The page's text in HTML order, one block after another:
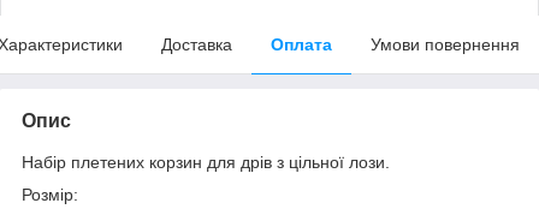
Доставка Оплата Умови повернення
Опис
Набір плетених корзин для дрів з цільної лози.
Розмір: